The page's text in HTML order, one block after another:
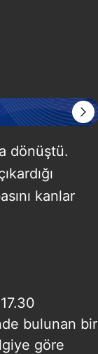
dönüştü.
kanlar
bulunan bir
göre